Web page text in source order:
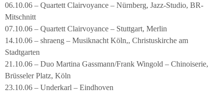
06.10.06 – Quartett Clairvoyance – Nürnberg, Jazz-Studio, BR-
Mitschnitt
07.10.06 – Quartett Clairvoyance – Stuttgart, Merlin
14.10.06 – shraeng – Musiknacht Köln,, Christuskirche am
Stadtgarten
21.10.06 – Duo Martina Gassmann/Frank Wingold – Chinoiserie,
Brüsseler Platz, Köln
23.10.06 – Underkarl – Eindhoven